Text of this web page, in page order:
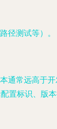
径测试等）。
通常远高于
置标识、版